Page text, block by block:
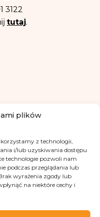
plików
z technologii,
i/lub uzyskiwania dostępu
technologie pozwoli nam
podczas przeglądania lub
wyrażenia zgody lub
na niektóre cechy i
do przenoszenia danych.
iż przetwarzanie danych
zrealizowania ww. celów.
3122
tutaj.